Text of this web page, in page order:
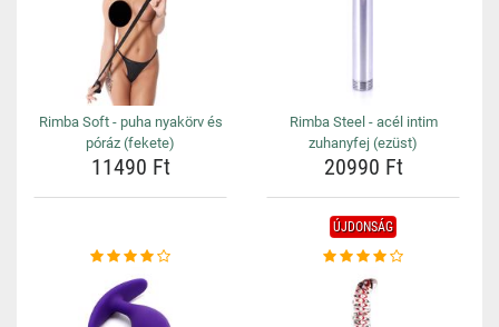
Rimba Soft - puha nyakörv és
póráz (fekete)
11490 Ft
Rimba Steel - acél intim
zuhanyfej (ezüst)
20990 Ft
ÚJDONSÁG